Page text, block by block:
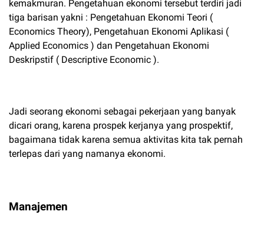
kemakmuran. Pengetahuan ekonomi tersebut terdiri jadi
tiga barisan yakni : Pengetahuan Ekonomi Teori (
Economics Theory), Pengetahuan Ekonomi Aplikasi (
Applied Economics ) dan Pengetahuan Ekonomi
Deskripstif ( Descriptive Economic ).
Jadi seorang ekonomi sebagai pekerjaan yang banyak
dicari orang, karena prospek kerjanya yang prospektif,
bagaimana tidak karena semua aktivitas kita tak pernah
terlepas dari yang namanya ekonomi.
Manajemen